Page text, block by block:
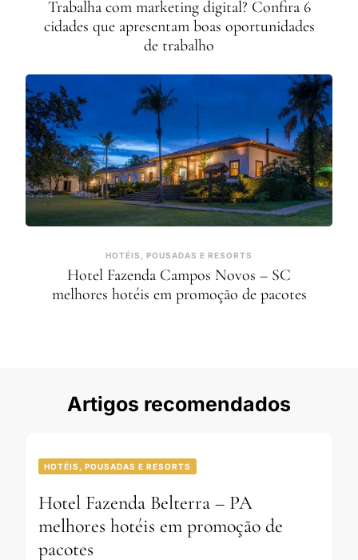
Trabalha com marketing digital? Confira 6
cidades que apresentam boas oportunidades
de trabalho
HOTÉIS, POUSADAS E RESORTS
Hotel Fazenda Campos Novos – SC
melhores hotéis em promoção de pacotes
Artigos recomendados
HOTÉIS, POUSADAS E RESORTS
Hotel Fazenda Belterra – PA
melhores hotéis em promoção de
pacotes